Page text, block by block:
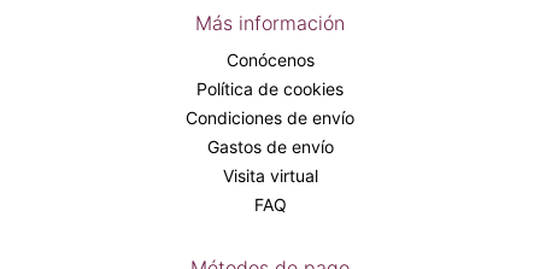
Más información
Conócenos
Política de cookies
Condiciones de envío
Gastos de envío
Visita virtual
FAQ